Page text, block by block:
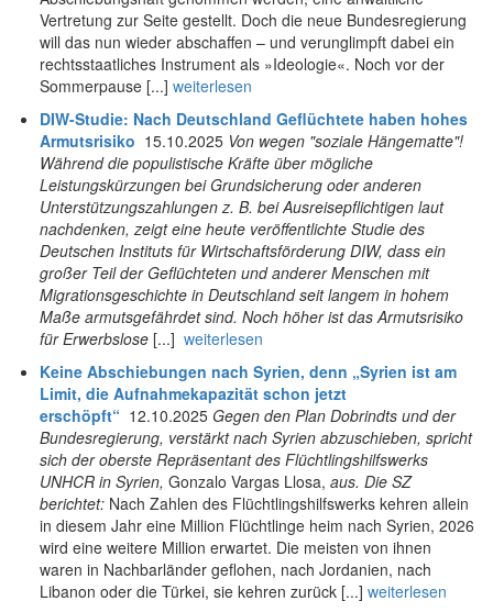
Vertretung zur Seite gestellt. Doch die neue Bundesregierung
will das nun wieder abschaffen – und verunglimpft dabei ein
rechtsstaatliches Instrument als »Ideologie«. Noch vor der
Sommerpause [...] weiterlesen
DIW-Studie: Nach Deutschland Geflüchtete haben hohes
Armutsrisiko 15.10.2025 Von wegen "soziale Hängematte"!
Während die populistische Kräfte über mögliche
Leistungskürzungen bei Grundsicherung oder anderen
Unterstützungszahlungen z. B. bei Ausreisepflichtigen laut
nachdenken, zeigt eine heute veröffentlichte Studie des
Deutschen Instituts für Wirtschaftsförderung DIW, dass ein
großer Teil der Geflüchteten und anderer Menschen mit
Migrationsgeschichte in Deutschland seit langem in hohem
Maße armutsgefährdet sind. Noch höher ist das Armutsrisiko
für Erwerbslose [...] weiterlesen
Keine Abschiebungen nach Syrien, denn „Syrien ist am
Limit, die Aufnahmekapazität schon jetzt
erschöpft“ 12.10.2025 Gegen den Plan Dobrindts und der
Bundesregierung, verstärkt nach Syrien abzuschieben, spricht
sich der oberste Repräsentant des Flüchtlingshilfswerks
UNHCR in Syrien, Gonzalo Vargas Llosa, aus. Die SZ
berichtet: Nach Zahlen des Flüchtlingshilfswerks kehren allein
in diesem Jahr eine Million Flüchtlinge heim nach Syrien, 2026
wird eine weitere Million erwartet. Die meisten von ihnen
waren in Nachbarländer geflohen, nach Jordanien, nach
Libanon oder die Türkei, sie kehren zurück [...] weiterlesen